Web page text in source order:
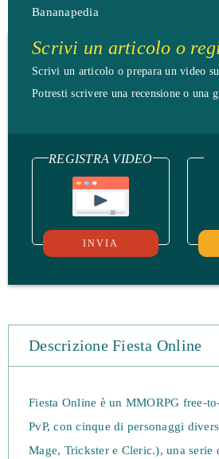
Bananapedia
Scrivi un articolo o
Scrivi un articolo o prepara un video
Potresti scrivere una recensione o una
REGISTRA VIDEO
INVIA
Descrizione Fiesta Online
Fiesta Online è un MMORPG free-
PvP, con cinque di personaggi
Mage, Trickster e Cleric.), una serie